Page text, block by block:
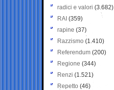
radici e valori (3.682)
RAI (359)
rapine (37)
Razzismo (1.410)
Referendum (200)
Regione (344)
Renzi (1.521)
Repetto (46)